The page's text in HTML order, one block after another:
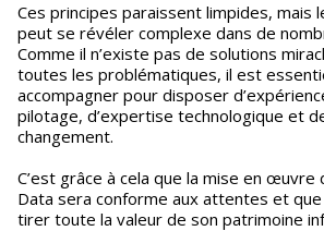
Ces principes paraissent limpides, mais
peut se révéler complexe dans de
Comme il n’existe pas de solutions
toutes les problématiques, il est
accompagner pour disposer
pilotage, d’expertise technologique et
changement.
C’est grâce à cela que la mise en
Data sera conforme aux attentes et
tirer toute la valeur de son patrimoine